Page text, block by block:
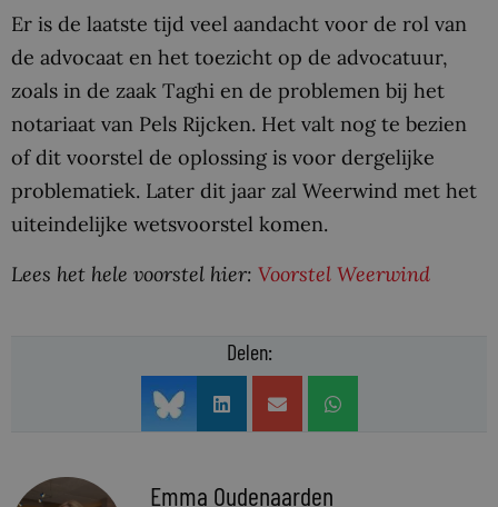
Er is de laatste tijd veel aandacht voor de rol van
de advocaat en het toezicht op de advocatuur,
zoals in de zaak Taghi en de problemen bij het
notariaat van Pels Rijcken. Het valt nog te bezien
of dit voorstel de oplossing is voor dergelijke
problematiek. Later dit jaar zal Weerwind met het
uiteindelijke wetsvoorstel komen.
Lees het hele voorstel hier: Voorstel Weerwind
Delen:
Emma Oudenaarden